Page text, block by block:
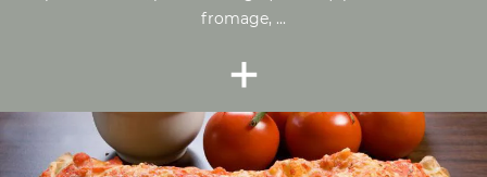
fromage, ...
+